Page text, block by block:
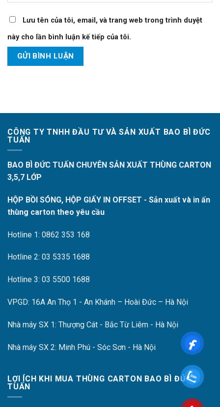
Lưu tên của tôi, email, và trang web trong trình duyệt
này cho lần bình luận kế tiếp của tôi.
CÔNG TY TNHH ĐẦU TƯ VÀ SẢN XUẤT BAO BÌ ĐỨC
TUẤN
BAO BÌ ĐỨC TUẤN CHUYÊN SẢN XUẤT THÙNG CARTON
3,5,7 LỚP
HỘP BỒI SÓNG, HỘP GIẤY IN OFFSET - Sản xuất và in ấn
thùng carton theo yêu cầu
Hotline 1: 0862 353 168
Hotline 2: 03 5335 1688
Hotline 3: 03 5500 1688
VPGD: 16A An Thọ 1 - An Khánh – Hoài Đức – Hà Nội
Nhà máy SX 1: Thượng Cát - Bắc Từ Liêm - Hà Nội
Nhà máy SX 2: Minh Phú - Sóc Sơn - Hà Nội
LỢI ÍCH KHI MUA THÙNG CARTON BAO BÌ ĐỨC
TUẤN